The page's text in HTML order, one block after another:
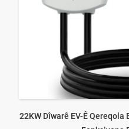
22KW Dîwarê EV-Ê